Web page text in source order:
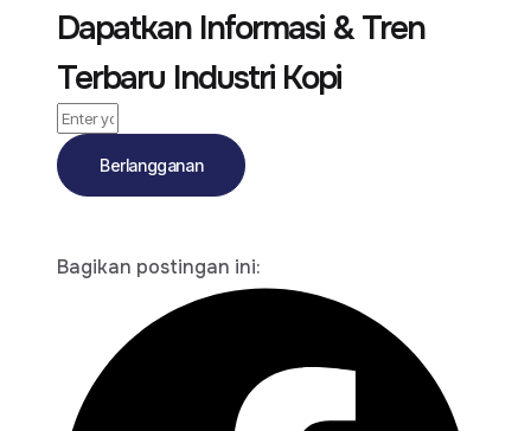
Dapatkan Informasi & Tren
Terbaru Industri Kopi
Berlangganan
Bagikan postingan ini: